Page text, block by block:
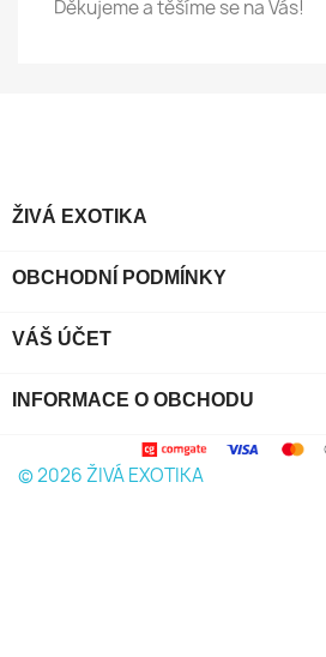
Děkujeme a těšíme se na Vás!
ŽIVÁ EXOTIKA
OBCHODNÍ PODMÍNKY
VÁŠ ÚČET
INFORMACE O OBCHODU
© 2026 ŽIVÁ EXOTIKA